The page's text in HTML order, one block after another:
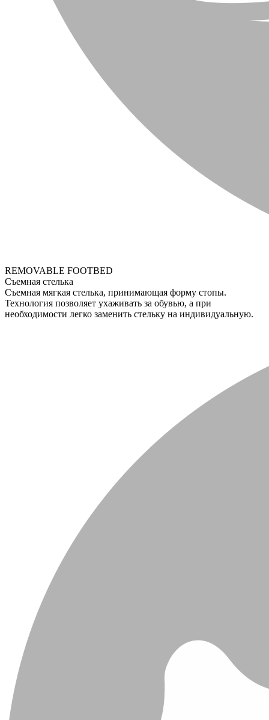
REMOVABLE FOOTBED
Съемная стелька
Съемная мягкая стелька, принимающая форму стопы.
Технология позволяет ухаживать за обувью, а при
необходимости легко заменить стельку на индивидуальную.